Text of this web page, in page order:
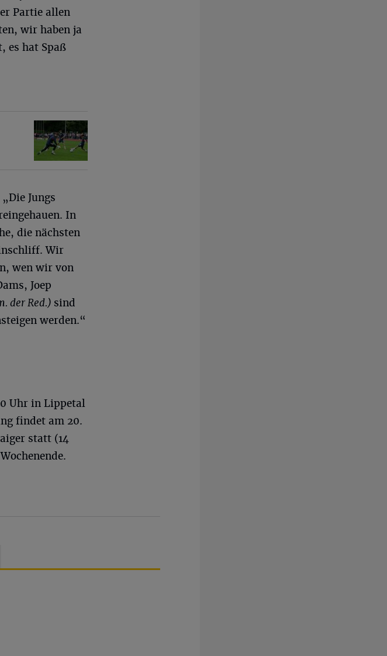
Partie allen
wir haben ja
es hat Spaß
„Die Jungs
In
die nächsten
Wir
wen wir von
Joep
der Red.) sind
werden.“
Uhr in Lippetal
findet am 20.
statt (14